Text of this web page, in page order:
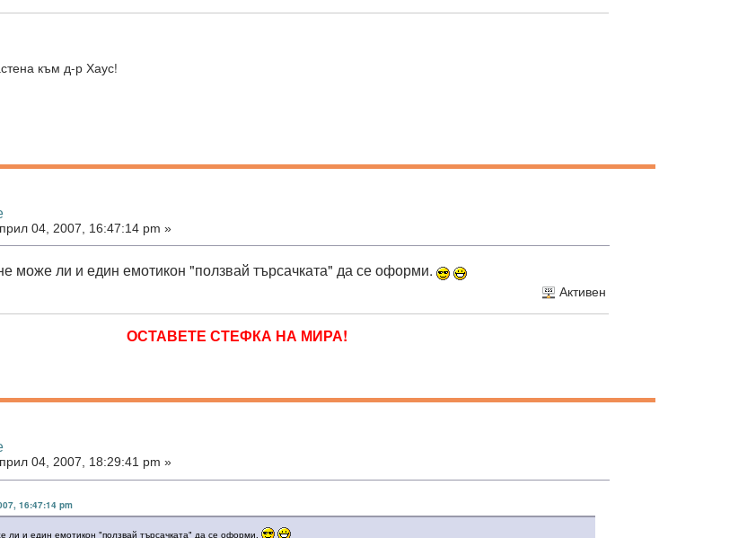
към д-р Хаус!
04, 2007, 16:47:14 pm »
може ли и един емотикон "ползвай търсачката" да се оформи.
Активен
ОСТАВЕТЕ СТЕФКА НА МИРА!
04, 2007, 18:29:41 pm »
16:47:14 pm
ли и един емотикон "ползвай търсачката" да се оформи.